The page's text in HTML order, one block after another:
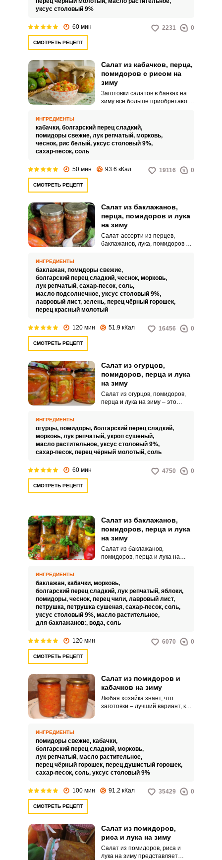
уксус столовый 9%
60 мин 2231 0
СМОТРЕТЬ РЕЦЕПТ
Салат из кабачков, перца,
помидоров с рисом на
зиму
Заготовки салатов в банках на
зиму все больше приобретают
рисом и овощами.
ИНГРЕДИЕНТЫ
кабачки, болгарский перец сладкий,
помидоры свежие, лук репчатый, морковь,
чеснок, рис белый, уксус столовый 9%,
сахар-песок, соль
50 мин 93.6 кКал 19116 0
СМОТРЕТЬ РЕЦЕПТ
Салат из баклажанов,
перца, помидоров и лука
на зиму
Салат-ассорти из перцев,
баклажанов, лука, помидоров и
каждый в нем найдет что-то для
себя. Овощи нарезаются
кубиками и тушатся в общем
соку, приправляются
пряностями и зеленью.
ИНГРЕДИЕНТЫ
баклажан, помидоры свежие,
болгарский перец сладкий, чеснок, морковь,
лук репчатый, сахар-песок, соль,
масло подсолнечное, уксус столовый 9%,
лавровый лист, зелень, перец чёрный горошек,
перец красный молотый
120 мин 51.9 кКал 16456 0
СМОТРЕТЬ РЕЦЕПТ
Салат из огурцов,
помидоров, перца и лука
на зиму
Салат из огурцов, помидоров,
перца и лука на зиму – это
займет у вас много времени, так
как простота приготовления –
одно из его преимуществ.
ИНГРЕДИЕНТЫ
огурцы, помидоры, болгарский перец сладкий,
морковь, лук репчатый, укроп сушеный,
масло растительное, уксус столовый 9%,
сахар-песок, перец чёрный молотый, соль
60 мин 4750 0
СМОТРЕТЬ РЕЦЕПТ
Салат из баклажанов,
помидоров, перца и лука
на зиму
Салат из баклажанов,
помидоров, перца и лука на
летних овощей на зимний
период, но и очень вкусная
закуска, которая может быть
использована как в виде салата,
дополняющего второе блюдо,
так и в виде заготовки, которую
приготовлении различных блюд
с мясом или рыбой. Также такой
ингредиентам:Используйте для
приготовления салата только
спелые, мясистые помидоры.
ИНГРЕДИЕНТЫ
баклажан, кабачки, морковь,
болгарский перец сладкий, лук репчатый, яблоки,
помидоры, чеснок, перец чили, лавровый лист,
петрушка, петрушка сушеная, сахар-песок, соль,
уксус столовый 9%, масло растительное,
для баклажанов:, вода, соль
120 мин 6070 0
СМОТРЕТЬ РЕЦЕПТ
Салат из помидоров и
кабачков на зиму
Любая хозяйка знает, что
заготовки – лучший вариант, как
помидоров и кабачков на зиму
можно выгодно пристроить
целых два овоща.
ИНГРЕДИЕНТЫ
помидоры свежие, кабачки,
болгарский перец сладкий, морковь,
лук репчатый, масло растительное,
перец чёрный горошек, перец душистый горошек,
сахар-песок, соль, уксус столовый 9%
100 мин 91.2 кКал 35429 0
СМОТРЕТЬ РЕЦЕПТ
Салат из помидоров,
риса и лука на зиму
Салат из помидоров, риса и
лука на зиму представляет